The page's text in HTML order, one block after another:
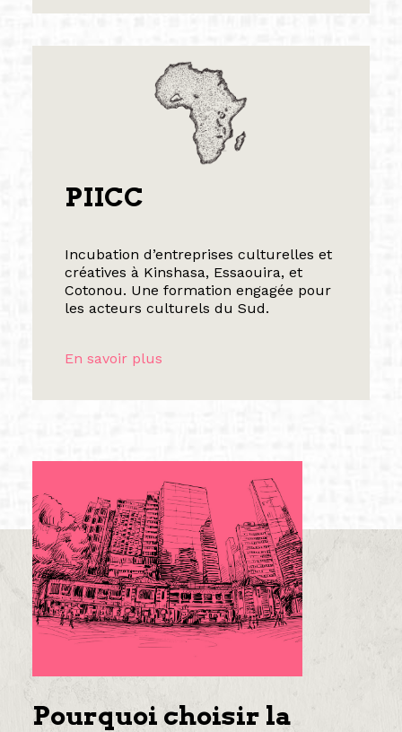
PIICC
Incubation d’entreprises culturelles et
créatives à Kinshasa, Essaouira, et
Cotonou. Une formation engagée pour
les acteurs culturels du Sud.
En savoir plus
Pourquoi choisir la